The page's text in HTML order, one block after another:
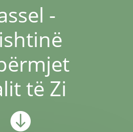
-
të Zi
